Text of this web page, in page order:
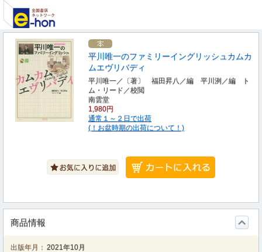
平川唯一のファミリーイングリッシュカムカ
ムエヴリバディ
平川唯一／〔著〕 福田昇八／編 平川洌／編 ト
ム・リード／校閲
南雲堂
1,980円
通常１～２日で出荷
(！お盆時期の出荷について！)
商品情報
出版年月： 2021年10月